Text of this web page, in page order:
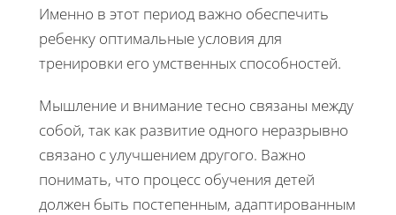
Именно в этот период важно обеспечить
ребенку оптимальные условия для
тренировки его умственных способностей.
Мышление и внимание тесно связаны между
собой, так как развитие одного неразрывно
связано с улучшением другого. Важно
понимать, что процесс обучения детей
должен быть постепенным, адаптированным